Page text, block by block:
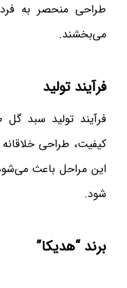
طراحی منحصر به
می‌بخشند.
فرآیند تولید
فرآیند تولید سبد گل
کیفیت، طراحی
این مراحل باعث
شود.
برند “هدیکا”